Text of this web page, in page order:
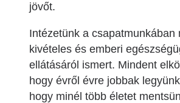
jövőt.
Intézetünk a csapatmunkában
kivételes és emberi
ellátásáról ismert. Mindent
hogy évről évre jobbak
hogy minél több életet